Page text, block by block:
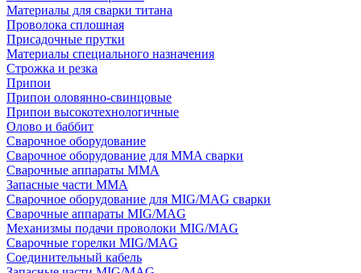
Материалы для сварки титана
Проволока сплошная
Присадочные прутки
Материалы специального назначения
Строжка и резка
Припои
Припои оловянно-свинцовые
Припои высокотехнологичные
Олово и баббит
Сварочное оборудование
Сварочное оборудование для MMA сварки
Сварочные аппараты MMA
Запасные части MMA
Сварочное оборудование для MIG/MAG сварки
Сварочные аппараты MIG/MAG
Механизмы подачи проволоки MIG/MAG
Сварочные горелки MIG/MAG
Соединительный кабель